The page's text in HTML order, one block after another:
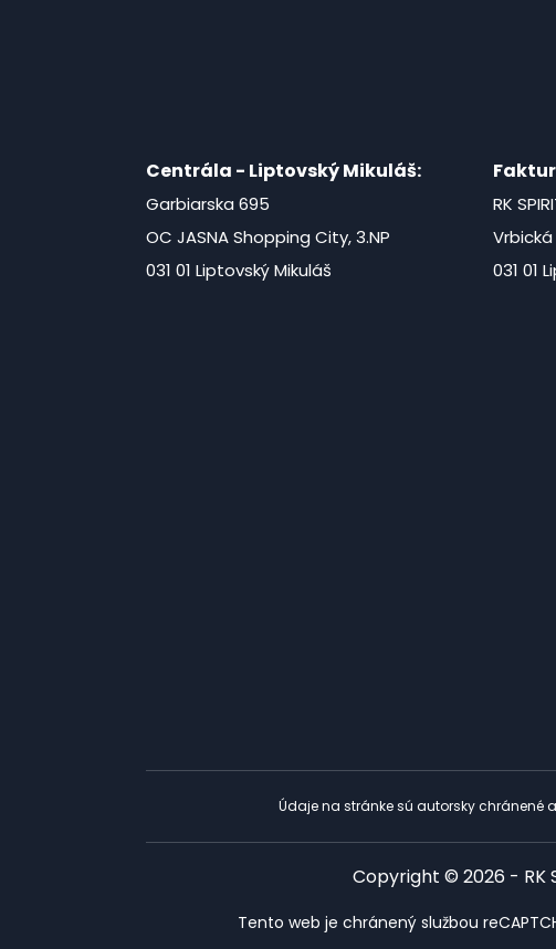
Centrála - Liptovský Mikuláš:
Garbiarska 695
OC JASNA Shopping City, 3.NP
031 01 Liptovský Mikuláš
RK
031 01
Údaje na stránke sú autorsky chránené
Copyright © 2026 - RK
Tento web je chránený službou